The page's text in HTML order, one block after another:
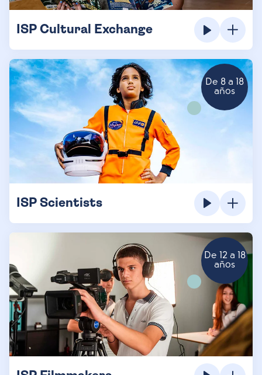
ISP Cultural Exchange
De 8 a 18
años
ISP Scientists
De 12 a 18
años